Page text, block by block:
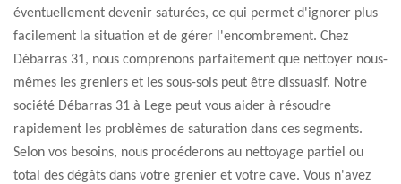
éventuellement devenir saturées, ce qui permet d'ignorer plus
facilement la situation et de gérer l'encombrement. Chez
Débarras 31, nous comprenons parfaitement que nettoyer nous-
mêmes les greniers et les sous-sols peut être dissuasif. Notre
société Débarras 31 à Lege peut vous aider à résoudre
rapidement les problèmes de saturation dans ces segments.
Selon vos besoins, nous procéderons au nettoyage partiel ou
total des dégâts dans votre grenier et votre cave. Vous n'avez